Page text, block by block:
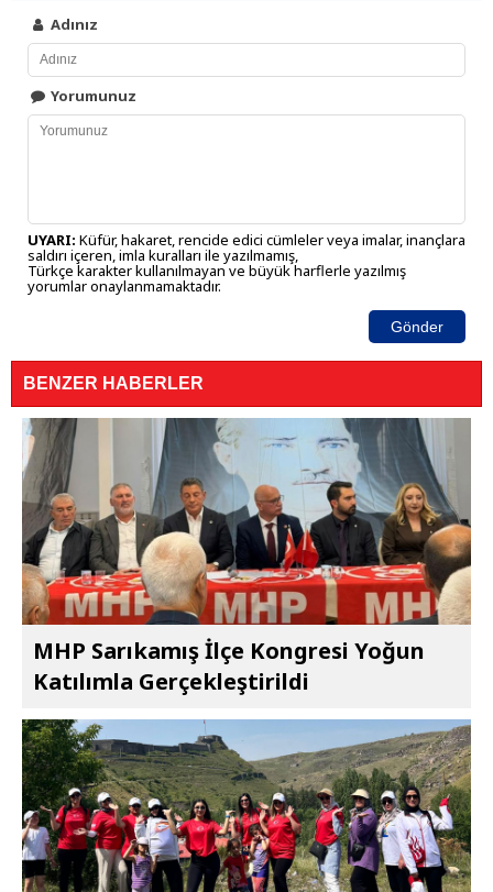
Adınız
Yorumunuz
UYARI: Küfür, hakaret, rencide edici cümleler veya imalar, inançlara
saldırı içeren, imla kuralları ile yazılmamış,
Türkçe karakter kullanılmayan ve büyük harflerle yazılmış
yorumlar onaylanmamaktadır.
Gönder
BENZER HABERLER
MHP Sarıkamış İlçe Kongresi Yoğun
Katılımla Gerçekleştirildi